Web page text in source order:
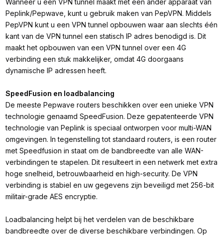
Wanneer u een VPN tunnel maakt met een ander apparaat van
Peplink/Pepwave, kunt u gebruik maken van PepVPN. Middels
PepVPN kunt u een VPN tunnel opbouwen waar aan slechts één
kant van de VPN tunnel een statisch IP adres benodigd is. Dit
maakt het opbouwen van een VPN tunnel over een 4G
verbinding een stuk makkelijker, omdat 4G doorgaans
dynamische IP adressen heeft.
SpeedFusion en loadbalancing
De meeste Pepwave routers beschikken over een unieke VPN
technologie genaamd SpeedFusion. Deze gepatenteerde VPN
technologie van Peplink is speciaal ontworpen voor multi-WAN
omgevingen. In tegenstelling tot standaard routers, is een router
met Speedfusion in staat om de bandbreedte van alle WAN-
verbindingen te stapelen. Dit resulteert in een netwerk met extra
hoge snelheid, betrouwbaarheid en high-security. De VPN
verbinding is stabiel en uw gegevens zijn beveiligd met 256-bit
militair-grade AES encryptie.
Loadbalancing helpt bij het verdelen van de beschikbare
bandbreedte over de diverse beschikbare verbindingen. Op